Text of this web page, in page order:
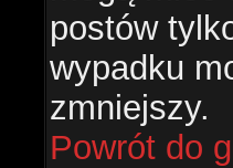
postów
wypadku
zmniejszy.
Powrót do